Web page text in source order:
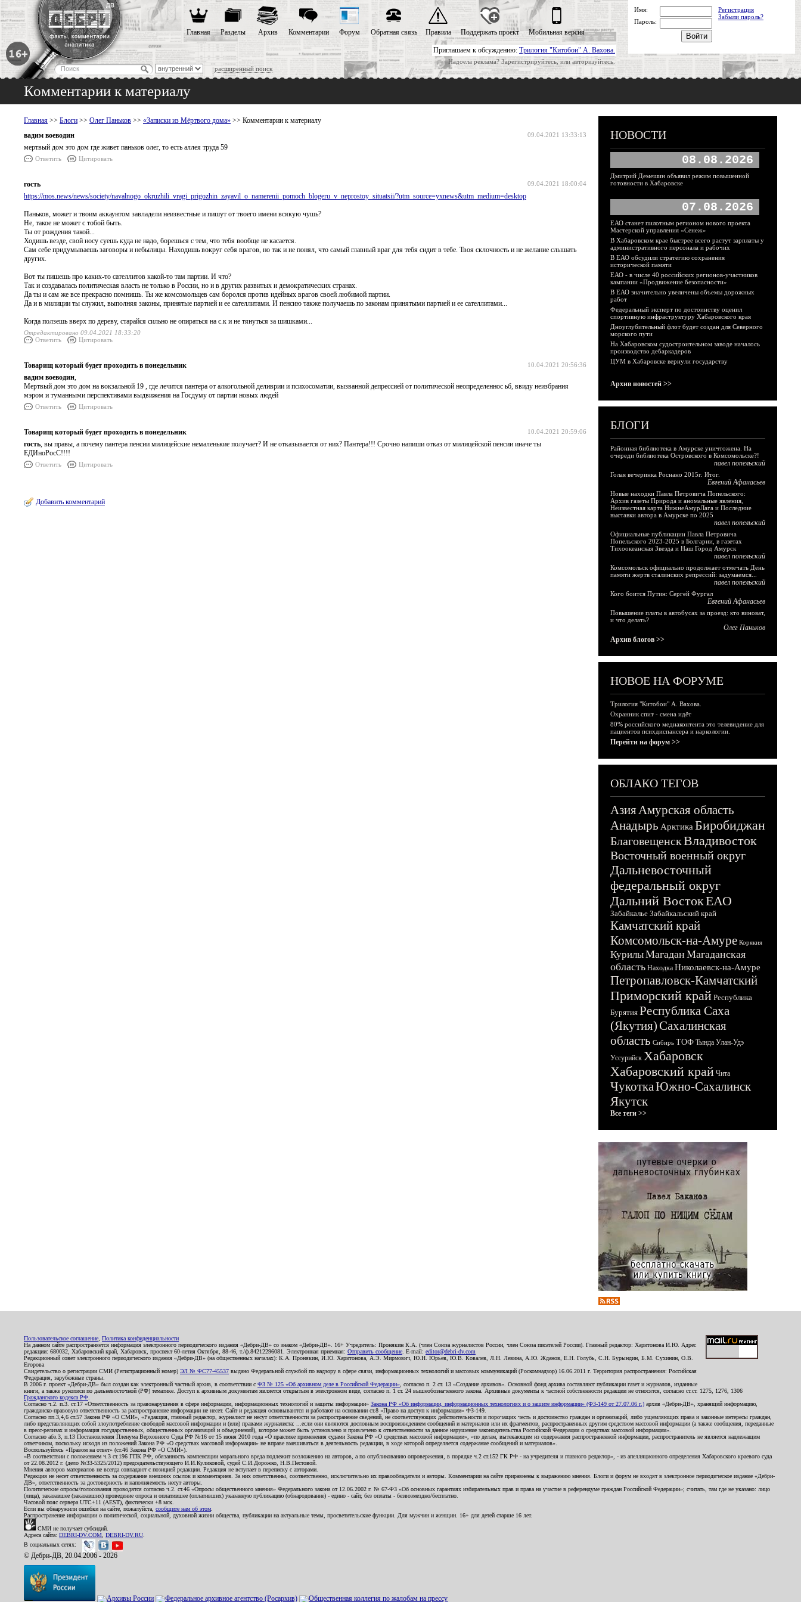
Приглашаем к обсуждению: Трилогия "Китобои" А. Вахова.
Надоела реклама? Зарегистрируйтесь, или авторизуйтесь.
расширенный поиск
Главная Разделы Архив Комментарии Форум Обратная связь Правила Поддержать проект Мобильная версия
Имя:
Регистрация
Забыли пароль?
Пароль:
Комментарии к материалу
Главная >> Блоги >> Олег Паньков >> «Записки из Мёртвого дома» >> Комментарии к материалу
09.04.2021 13:33:13
вадим воеводин
мертвый дом это дом где живет паньков олег, то есть аллея труда 59
Ответить Цитировать
09.04.2021 18:00:04
гость
https://mos.news/news/society/navalnogo_okruzhili_vragi_prigozhin_zayavil_o_namerenii_pomoch_blogeru_v_neprostoy_situatsii/?utm_source=yxnews&utm_medium=desktop
Паньков, может и твоим аккаунтом завладели неизвестные и пишут от твоего имени всякую чушь?
Не, такое не может с тобой быть.
Ты от рождения такой...
Ходишь везде, свой носу суешь куда не надо, борешься с тем, что тебя вообще не касается.
Сам себе придумываешь заговоры и небылицы. Находишь вокруг себя врагов, но так и не понял, что самый главный враг для тебя сидит в тебе. Твоя склочность и не желание слышать
других.
Вот ты пишешь про каких-то сателлитов какой-то там партии. И что?
Так и создавалась политическая власть не только в России, но и в других развитых и демократических странах.
Да ты и сам же все прекрасно помнишь. Ты же комсомольцев сам боролся против идейных врагов своей любимой партии.
Да и в милиции ты служил, выполняя законы, принятые партией и ее сателлитами. И пенсию также получаешь по законам принятыми партией и ее сателлитами...
Когда ползешь вверх по дереву, старайся сильно не опираться на с.к и не тянуться за шишками...
Отредактировано 09.04.2021 18:33:20
Ответить
Цитировать
10.04.2021 20:56:36
Товарищ который будет проходить в понедельник
вадим воеводин,
Мертвый дом это дом на вокзальной 19 , где лечится пантера от алкогольной деливрии и психосоматии, вызванной депрессией от политической неопределеннос ьб, ввиду неизбрания
мэром и туманными перспективами выдвижения на Госдуму от партии новых людей
Ответить Цитировать
10.04.2021 20:59:06
Товарищ который будет проходить в понедельник
гость, вы правы, а почему пантера пенсии милицейские немаленькие получает? И не отказывается от них? Пантера!!! Срочно напиши отказ от милицейской пенсии иначе ты
ЕДИноРосС!!!!
Ответить Цитировать
Добавить комментарий
НОВОСТИ
08.08.2026
Дмитрий Демешин объявил режим повышенной
готовности в Хабаровске
07.08.2026
ЕАО станет пилотным регионом нового проекта
Мастерской управления «Сенеж»
В Хабаровском крае быстрее всего растут зарплаты у
административного персонала и рабочих
В ЕАО обсудили стратегию сохранения
исторической памяти
ЕАО - в числе 40 российских регионов-участников
кампании «Продвижение безопасности»
В ЕАО значительно увеличены объемы дорожных
работ
Федеральный эксперт по достоинству оценил
спортивную инфраструктуру Хабаровского края
Дноуглубительный флот будет создан для Северного
морского пути
На Хабаровском судостроительном заводе началось
производство дебаркадеров
ЦУМ в Хабаровске вернули государству
Архив новостей >>
БЛОГИ
Районная библиотека в Амурске уничтожена. На
очереди библиотека Островского в Комсомольске?!
павел попельский
Голая вечеринка Роснано 2015г. Итог.
Евгений Афанасьев
Новые находки Павла Петровича Попельского:
Архив газеты Природа и аномальные явления,
Неизвестная карта НижнеАмурЛага и Последние
выставки автора в Амурске по 2025
павел попельский
Официальные публикации Павла Петровича
Попельского 2023-2025 в Болгарии, в газетах
Тихоокеанская Звезда и Наш Город Амурск
павел попельский
Комсомольск официально продолжает отмечать День
памяти жертв сталинских репрессий: задумаемся...
павел попельский
Кого боится Путин: Сергей Фургал
Евгений Афанасьев
Повышение платы в автобусах за проезд: кто виноват,
и что делать?
Олег Паньков
Архив блогов >>
НОВОЕ НА ФОРУМЕ
Трилогия "Китобои" А. Вахова.
Охранник спит - смена идёт
80% российского медиаконтента это телевидение для
пациентов психдиспансера и наркологии.
Перейти на форум >>
ОБЛАКО ТЕГОВ
АзияАмурская область
Анадырь Арктика Биробиджан
БлаговещенскВладивосток
Восточный военный округ
Дальневосточный
федеральный округ
Дальний ВостокЕАО
Забайкалье Забайкальский край
Камчатский край
Комсомольск-на-Амуре Корякия
КурилыМагадан Магаданская
область Находка Николаевск-на-Амуре
Петропавловск-Камчатский
Приморский край Республика
Бурятия Республика Саха
(Якутия)Сахалинская
область Сибирь ТОФ Тында Улан-Удэ
Уссурийск Хабаровск
Хабаровский край Чита
ЧукоткаЮжно-Сахалинск
Якутск
Все теги >>
Пользовательское соглашение Политика конфиденциальности
На данном сайте распространяется информация электронного периодического издания «Дебри-ДВ» со знаком «Дебри-ДВ». 16+ Учредитель: Пронякин К.А. (член Союза журналистов России, член Союза писателей России). Главный редактор: Харитонова И.Ю. Адрес
редакции: 680032, Хабаровский край, Хабаровск, проспект 60-летия Октября, 88-46, т./ф.84212296081. Электронная приемная: Отправить сообщение . E-mail: editor@debri-dv.com
Редакционный совет электронного периодического издания «Дебри-ДВ» (на общественных началах): К.А. Пронякин, И.Ю. Харитонова, А.Э. Мирмович, Ю.Н. Юрьев, Ю.В. Ковалев, Л.Н. Левина, А.Ю. Жданов, Е.Н. Голубь, С.Н. Бурындин, Б.М. Сухинин, О.В.
Егорова
Свидетельство о регистрации СМИ (Регистрационный номер) ЭЛ № ФС77-45537 выдано Федеральной службой по надзору в сфере связи, информационных технологий и массовых коммуникаций (Роскомнадзор) 16.06.2011 г. Территория распространения: Российская
Федерация, зарубежные страны.
В 2006 г. проект «Дебри-ДВ» был создан как электронный частный архив, в соответствии с ФЗ № 125 «Об архивном деле в Российской Федерации» , согласно п. 2 ст. 13 «Создание архивов». Основной фонд архива составляют публикации газет и журналов, изданные
книги, а также рукописи по дальневосточной (РФ) тематике. Доступ к архивным документам является открытым в электронном виде, согласно п. 1 ст. 24 вышеобозначенного закона. Архивные документы к частной собственности редакции не относятся, согласно ст.ст. 1275, 1276, 1306
Гражданского кодекса РФ
Согласно ч.2. п.3. ст.17 «Ответственность за правонарушения в сфере информации, информационных технологий и защиты информации» Закона РФ «Об информации, информационных технологиях и о защите информации» (ФЗ-149 от 27.07.06 г.) архив «Дебри-ДВ», хранящий информацию,
гражданско-правовую ответственность за распространение информации не несет. Сайт и редакция основываются и работают на основании ст.8 «Право на доступ к информации» ФЗ-149.
Согласно пп.3,4,6 ст.57 Закона РФ «О СМИ», «Редакция, главный редактор, журналист не несут ответственности за распространение сведений, не соответствующих действительности и порочащих честь и достоинство граждан и организаций, либо ущемляющих права и законные интересы граждан,
либо представляющих собой злоупотребление свободой массовой информации и (или) правами журналиста: ...если они являются дословным воспроизведением сообщений и материалов или их фрагментов, распространенных другим средством массовой информации (а также сообщения, переданные
в пресс-релизах и информация государственных, общественных организаций и объединений), которое может быть установлено и привлечено к ответственности за данное нарушение законодательства Российской Федерации о средствах массовой информации».
Согласно абз.3, п.13 Постановления Пленума Верховного Суда РФ №16 от 15 июня 2010 года «О практике применения судами Закона РФ «О средствах массовой информации», «по делам, вытекающим из содержания распространенной информации, распространитель не является надлежащим
ответчиком, поскольку исходя из положений Закона РФ «О средствах массовой информации» не вправе вмешиваться в деятельность редакции, в ходе которой определяется содержание сообщений и материалов».
Воспользуйтесь «Правом на ответ» (ст.46 Закона РФ «О СМИ»).
«В соответствии с положением ч.3 ст.196 ГПК РФ, обязанность компенсации морального вреда подлежит возложению на авторов, а по опубликованию опровержения, в порядке ч.2 ст.152 ГК РФ - на учредителя и главного редактор», - из апелляционного определения Хабаровского краевого суда
от 22.08.2012 г. (дело №33-5325/2012) председательствующего И.И.Куликовой, судей С.И.Дорожко, Н.В.Пестовой.
Мнения авторов материалов не всегда совпадают с позицией редакции. Редакция не вступает в переписку с авторами.
Редакция не несет ответственность за содержание внешних ссылок и комментариев. За них ответственны, соответственно, исключительно их правообладатели и авторы. Комментарии на сайте приравнены к выражению мнения. Блоги и форум не входят в электронное периодическое издание «Дебри-
ДВ», ответственность за достоверность и наполняемость несут авторы.
Политические опросы/голосования проводятся согласно ч.2. ст.46 «Опросы общественного мнения» Федерального закона от 12.06.2002 г. № 67-ФЗ «Об основных гарантиях избирательных прав и права на участие в референдуме граждан Российской Федерации»; считать, там где не указано: лицо
(лица), заказавшее (заказавших) проведение опроса и оплатившее (оплативших) указанную публикацию (обнародование) - едино - сайт, без оплаты - безвозмездно/бесплатно.
Часовой пояс сервера UTC+11 (AEST), фактически +8 мск.
Если вы обнаружили ошибки на сайте, пожалуйста, сообщите нам об этом
Распространение информации о политической, социальной, духовной жизни общества, публикации на актуальные темы, просветительские функции. Для мужчин и женщин. 16+ для детей старше 16 лет.
СМИ не получает субсидий.
Адреса сайта: DEBRI-DV.COM DEBRI-DV.RU
В социальных сетях:
© Дебри-ДВ, 20.04.2006 - 2026